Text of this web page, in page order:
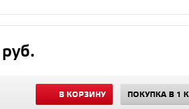
В КОРЗИНУ ПОКУПКА В 1